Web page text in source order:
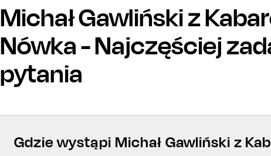
Michał Gawliński z
Nówka- Najczęściej
pytania
Gdzie wystąpi Michał Gawliński z